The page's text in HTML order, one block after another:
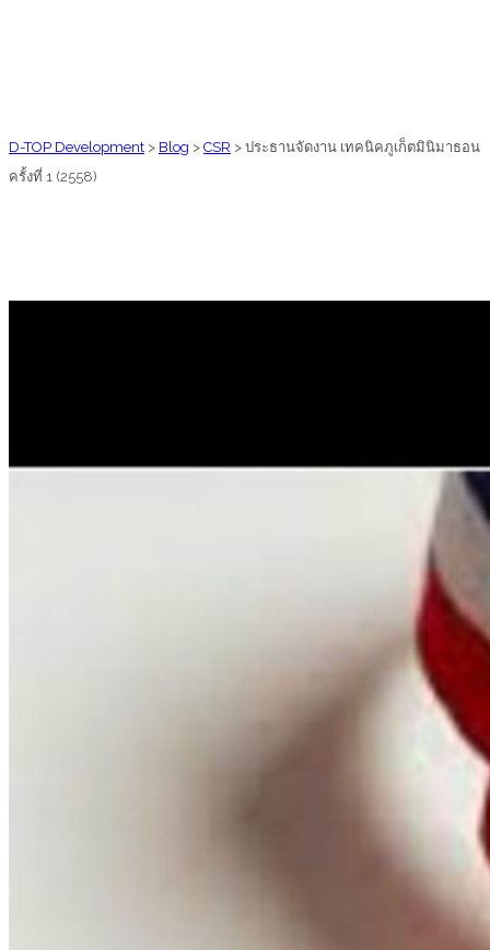
D-TOP Development > Blog > CSR > ประธานจัดงาน เทคนิคภูเก็ตมินิมาธอน
ครั้งที่ 1 (2558)